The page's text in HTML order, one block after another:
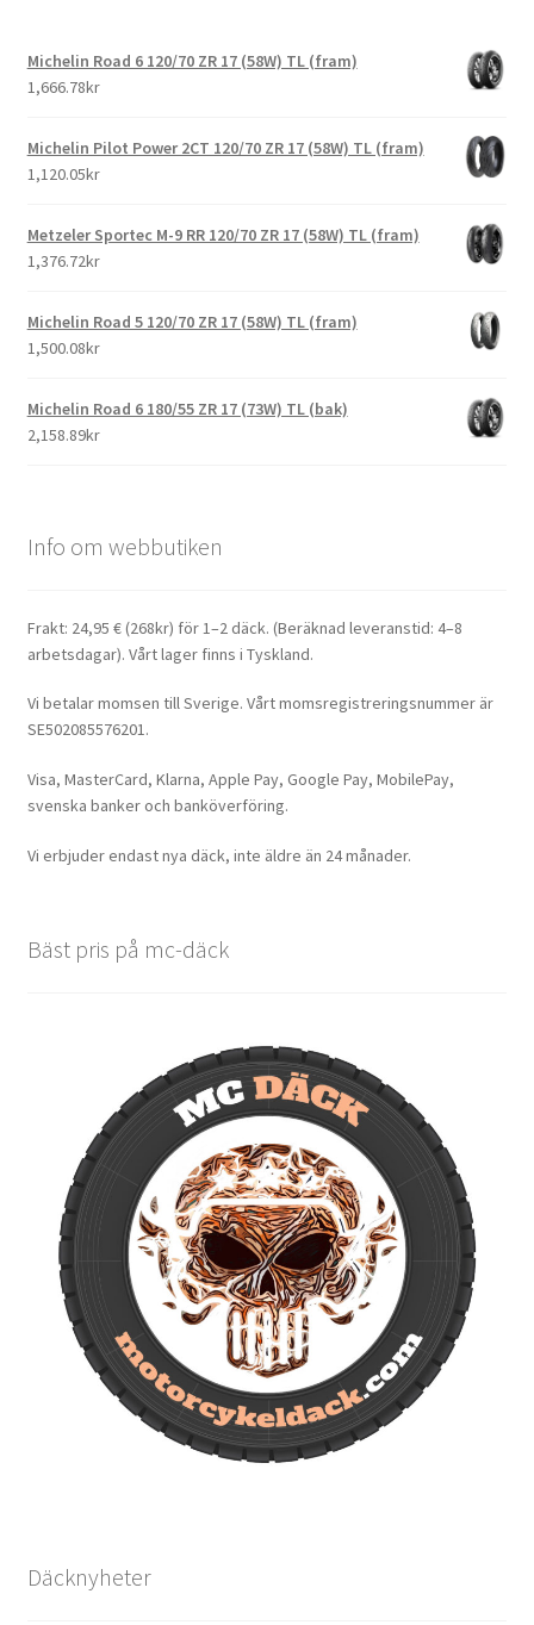
Michelin Road 6 120/70 ZR 17 (58W) TL (fram)
1,666.78kr
Michelin Pilot Power 2CT 120/70 ZR 17 (58W) TL (fram)
1,120.05kr
Metzeler Sportec M-9 RR 120/70 ZR 17 (58W) TL (fram)
1,376.72kr
Michelin Road 5 120/70 ZR 17 (58W) TL (fram)
1,500.08kr
Michelin Road 6 180/55 ZR 17 (73W) TL (bak)
2,158.89kr
Info om webbutiken
Frakt: 24,95 € (268kr) för 1–2 däck. (Beräknad leveranstid: 4–8
arbetsdagar). Vårt lager finns i Tyskland.
Vi betalar momsen till Sverige. Vårt momsregistreringsnummer är
SE502085576201.
Visa, MasterCard, Klarna, Apple Pay, Google Pay, MobilePay,
svenska banker och banköverföring.
Vi erbjuder endast nya däck, inte äldre än 24 månader.
Bäst pris på mc-däck
Däcknyheter